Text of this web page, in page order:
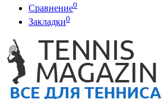
Сравнение0
Закладки0